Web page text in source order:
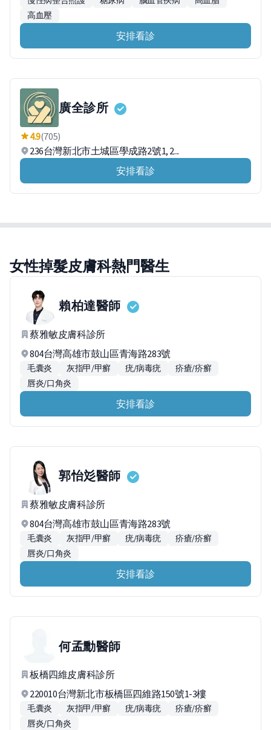
高血壓
安排看診
廣全診所
4.9(705)
236台灣新北市土城區學成路2號1, 2...
安排看診
女性掉髮皮膚科熱門醫生
賴柏達醫師
蔡雅敏皮膚科診所
804台灣高雄市鼓山區青海路283號
毛囊炎 灰指甲/甲癬 疣/病毒疣
疥瘡/疥癬
唇炎/口角炎
安排看診
郭怡彣醫師
蔡雅敏皮膚科診所
804台灣高雄市鼓山區青海路283號
毛囊炎 灰指甲/甲癬 疣/病毒疣
疥瘡/疥癬
唇炎/口角炎
安排看診
何孟勳醫師
板橋四維皮膚科診所
220010台灣新北市板橋區四維路150號1-3樓
毛囊炎 灰指甲/甲癬 疣/病毒疣
疥瘡/疥癬
唇炎/口角炎